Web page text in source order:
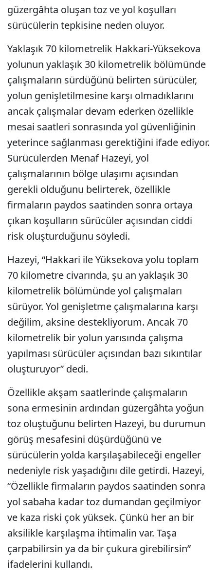
güzergâhta oluşan toz ve yol koşulları
sürücülerin tepkisine neden oluyor.
Yaklaşık 70 kilometrelik Hakkari-Yüksekova
yolunun yaklaşık 30 kilometrelik bölümünde
çalışmaların sürdüğünü belirten sürücüler,
yolun genişletilmesine karşı olmadıklarını
ancak çalışmalar devam ederken özellikle
mesai saatleri sonrasında yol güvenliğinin
yeterince sağlanması gerektiğini ifade ediyor.
Sürücülerden Menaf Hazeyi, yol
çalışmalarının bölge ulaşımı açısından
gerekli olduğunu belirterek, özellikle
firmaların paydos saatinden sonra ortaya
çıkan koşulların sürücüler açısından ciddi
risk oluşturduğunu söyledi.
Hazeyi, “Hakkari ile Yüksekova yolu toplam
70 kilometre civarında, şu an yaklaşık 30
kilometrelik bölümünde yol çalışmaları
sürüyor. Yol genişletme çalışmalarına karşı
değilim, aksine destekliyorum. Ancak 70
kilometrelik bir yolun yarısında çalışma
yapılması sürücüler açısından bazı sıkıntılar
oluşturuyor” dedi.
Özellikle akşam saatlerinde çalışmaların
sona ermesinin ardından güzergâhta yoğun
toz oluştuğunu belirten Hazeyi, bu durumun
görüş mesafesini düşürdüğünü ve
sürücülerin yolda karşılaşabileceği engeller
nedeniyle risk yaşadığını dile getirdi. Hazeyi,
“Özellikle firmaların paydos saatinden sonra
yol sabaha kadar toz dumandan geçilmiyor
ve kaza riski çok yüksek. Çünkü her an bir
aksilikle karşılaşma ihtimalin var. Taşa
çarpabilirsin ya da bir çukura girebilirsin”
ifadelerini kullandı.